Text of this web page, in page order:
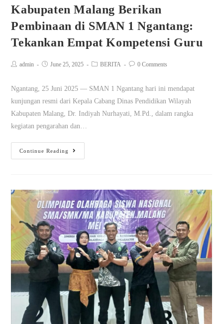
Kabupaten Malang Berikan
Pembinaan di SMAN 1 Ngantang:
Tekankan Empat Kompetensi Guru
admin June 25, 2025 BERITA 0 Comments
Ngantang, 25 Juni 2025 — SMAN 1 Ngantang hari ini mendapat
kunjungan resmi dari Kepala Cabang Dinas Pendidikan Wilayah
Kabupaten Malang, Dr. Indiyah Nurhayati, M.Pd., dalam rangka
kegiatan pengarahan dan…
Continue Reading